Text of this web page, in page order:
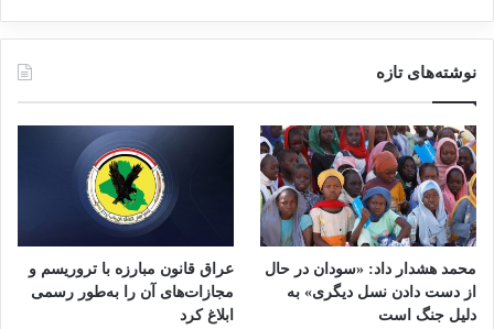
نوشته‌های تازه
محمد هشدار داد: «سودان در حال
از دست دادن نسل دیگری» به
دلیل جنگ است
عراق قانون مبارزه با تروریسم و
مجازات‌های آن را به‌طور رسمی
ابلاغ کرد